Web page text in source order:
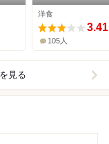
洋食
3.41
105人
見る